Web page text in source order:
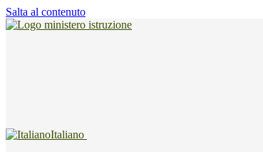
Salta al contenuto
Italiano